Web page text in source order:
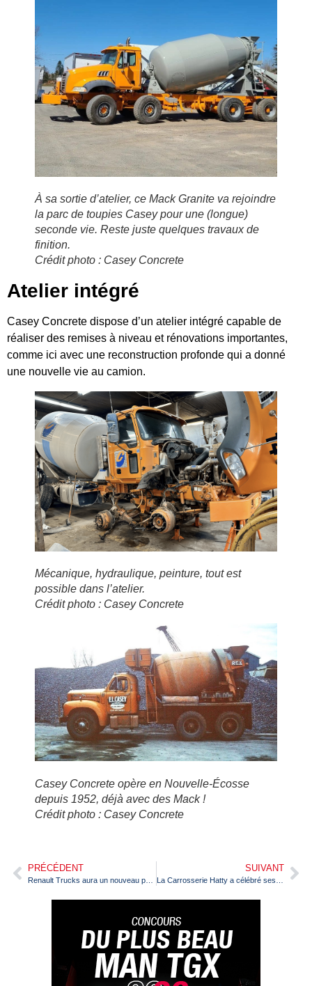
À sa sortie d’atelier, ce Mack Granite va rejoindre
la parc de toupies Casey pour une (longue)
seconde vie. Reste juste quelques travaux de
finition.
Crédit photo : Casey Concrete
Atelier intégré
Casey Concrete dispose d’un atelier intégré capable de
réaliser des remises à niveau et rénovations importantes,
comme ici avec une reconstruction profonde qui a donné
une nouvelle vie au camion.
Mécanique, hydraulique, peinture, tout est
possible dans l’atelier.
Crédit photo : Casey Concrete
Casey Concrete opère en Nouvelle-Écosse
depuis 1952, déjà avec des Mack !
Crédit photo : Casey Concrete
PRÉCÉDENT SUIVANT